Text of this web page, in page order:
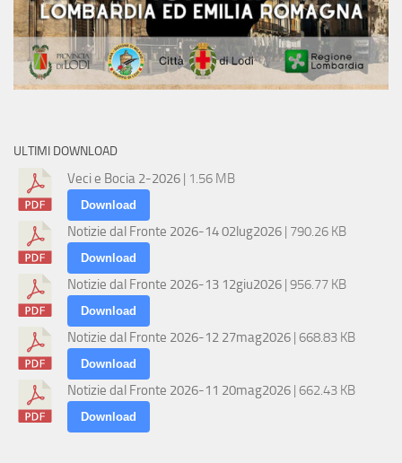
ULTIMI DOWNLOAD
Veci e Bocia 2-2026 | 1.56 MB
Download
Notizie dal Fronte 2026-14 02lug2026 | 790.26 KB
Download
Notizie dal Fronte 2026-13 12giu2026 | 956.77 KB
Download
Notizie dal Fronte 2026-12 27mag2026 | 668.83 KB
Download
Notizie dal Fronte 2026-11 20mag2026 | 662.43 KB
Download